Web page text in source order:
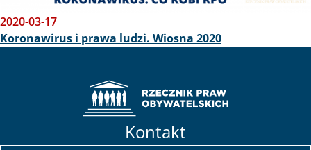
2020-03-17
Koronawirus i prawa ludzi. Wiosna 2020
Kontakt